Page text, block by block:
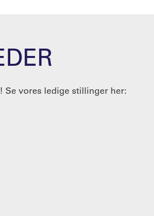
vores ledige stillinger her: